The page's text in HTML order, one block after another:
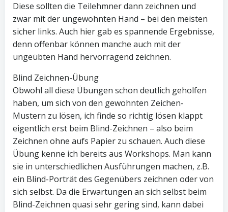
Diese sollten die Teilehmner dann zeichnen und
zwar mit der ungewohnten Hand – bei den meisten
sicher links. Auch hier gab es spannende Ergebnisse,
denn offenbar können manche auch mit der
ungeübten Hand hervorragend zeichnen.
Blind Zeichnen-Übung
Obwohl all diese Übungen schon deutlich geholfen
haben, um sich von den gewohnten Zeichen-
Mustern zu lösen, ich finde so richtig lösen klappt
eigentlich erst beim Blind-Zeichnen – also beim
Zeichnen ohne aufs Papier zu schauen. Auch diese
Übung kenne ich bereits aus Workshops. Man kann
sie in unterschiedlichen Ausführungen machen, z.B.
ein Blind-Porträt des Gegenübers zeichnen oder von
sich selbst. Da die Erwartungen an sich selbst beim
Blind-Zeichnen quasi sehr gering sind, kann dabei